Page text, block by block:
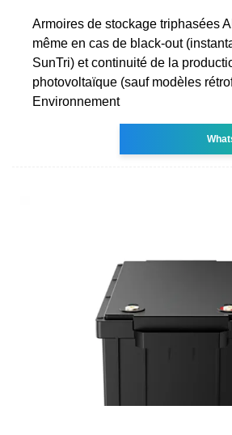
Armoires de stockage triphasées
même en cas de black-out
SunTri) et continuité de la
photovoltaïque (sauf modèles
Environnement